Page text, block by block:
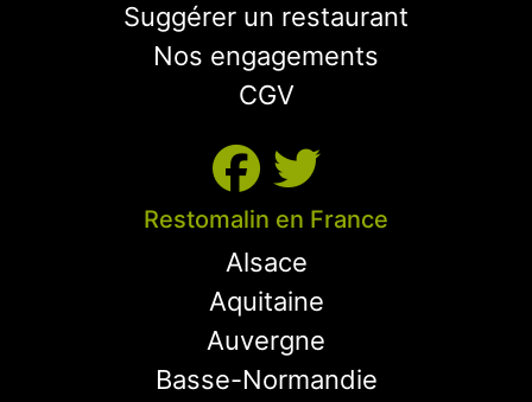
Suggérer un restaurant
Nos engagements
CGV
Restomalin en France
Alsace
Aquitaine
Auvergne
Basse-Normandie